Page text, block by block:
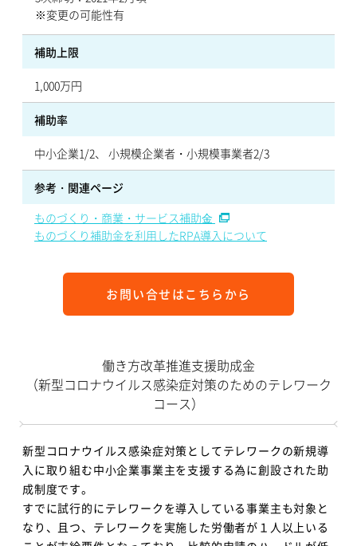
※変更の可能性有
補助上限
1,000万円
補助率
中小企業1/2、 小規模企業者・小規模事業者2/3
参考・関連ページ
ものづくり・商業・サービス補助⾦
ものづくり補助金を利用したRPA導入について
お問い合せはこちらから
働き方改革推進支援助成金
（新型コロナウイルス感染症対策のためのテレワーク
コース）
新型コロナウイルス感染症対策としてテレワークの新規導
入に取り組む中小企業事業主を支援する為に創設された助
成制度です。
すでに試行的にテレワークを導入している事業主も対象と
なり、且つ、テレワークを実施した労働者が１人以上いる